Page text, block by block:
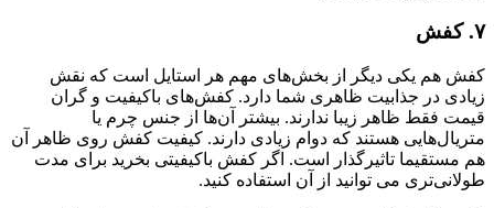
۷. کفش
کفش هم یکی دیگر از بخش‌های مهم هر استایل است که نقش
زیادی در جذابیت ظاهری شما دارد. کفش‌های باکیفیت و گران
قیمت فقط ظاهر زیبا ندارند. بیشتر آن‌ها از جنس چرم یا
متریال‌هایی هستند که دوام زیادی دارند. کیفیت کفش روی ظاهر آن
هم مستقیما تاثیرگذار است. اگر کفش باکیفیتی بخرید برای مدت
طولانی‌تری می توانید از آن استفاده کنید.